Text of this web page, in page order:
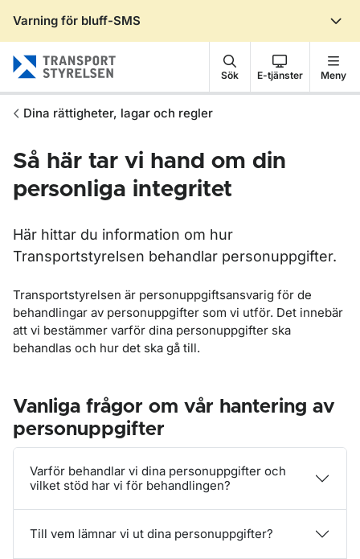
Varning för bluff-SMS
Sök E-tjänster Meny
Dina rättigheter, lagar och regler
Så här tar vi hand om din
personliga integritet
Här hittar du information om hur
Transportstyrelsen behandlar personuppgifter.
Transportstyrelsen är personuppgiftsansvarig för de
behandlingar av personuppgifter som vi utför. Det innebär
att vi bestämmer varför dina personuppgifter ska
behandlas och hur det ska gå till.
Vanliga frågor om vår hantering av
personuppgifter
Varför behandlar vi dina personuppgifter och
vilket stöd har vi för behandlingen?
Till vem lämnar vi ut dina personuppgifter?